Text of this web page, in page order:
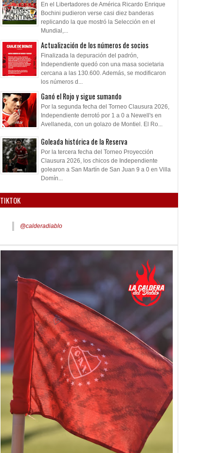
En el Libertadores de América Ricardo Enrique
Bochini pudieron verse casi diez banderas
replicando la que mostró la Selección en el
Mundial,...
Actualización de los números de socios
Finalizada la depuración del padrón,
Independiente quedó con una masa societaria
cercana a las 130.600. Además, se modificaron
los números d...
Ganó el Rojo y sigue sumando
Por la segunda fecha del Torneo Clausura 2026,
Independiente derrotó por 1 a 0 a Newell's en
Avellaneda, con un golazo de Montiel. El Ro...
Goleada histórica de la Reserva
Por la tercera fecha del Torneo Proyección
Clausura 2026, los chicos de Independiente
golearon a San Martín de San Juan 9 a 0 en Villa
Domín...
TIKTOK
@calderadiablo